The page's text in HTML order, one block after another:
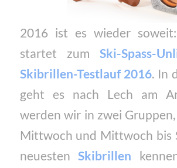
2016 ist es wieder
startet zum Ski-Spass-
Skibrillen-Testlauf 2016. In
geht es nach Lech am
werden wir in zwei Gruppen,
Mittwoch und Mittwoch bis
neuesten Skibrillen